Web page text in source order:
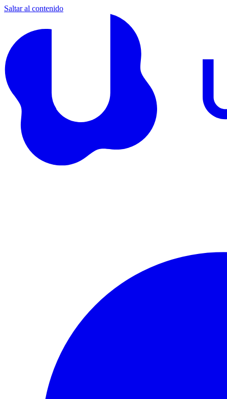
Saltar al contenido